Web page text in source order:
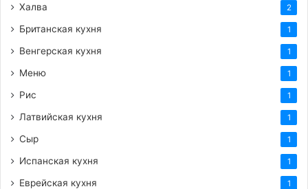
Халва 2
Британская кухня 1
Венгерская кухня 1
Меню 1
Рис 1
Латвийская кухня 1
Сыр 1
Испанская кухня 1
Еврейская кухня 1